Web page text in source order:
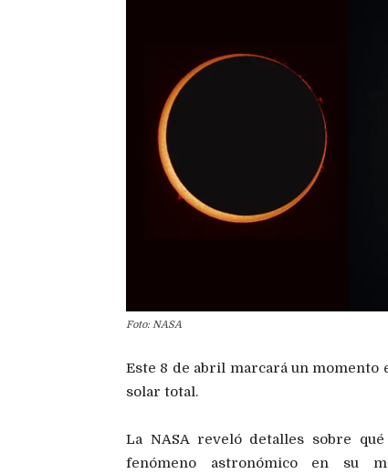
Foto: NASA
Este 8 de abril marcará un momento
solar total.
La NASA reveló detalles sobre
fenómeno astronómico en su